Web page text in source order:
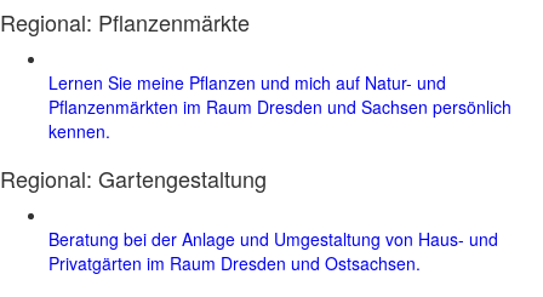
Regional: Pflanzenmärkte
Lernen Sie meine Pflanzen und mich auf Natur- und
Pflanzenmärkten im Raum Dresden und Sachsen persönlich
kennen.
Regional: Gartengestaltung
Beratung bei der Anlage und Umgestaltung von Haus- und
Privatgärten im Raum Dresden und Ostsachsen.